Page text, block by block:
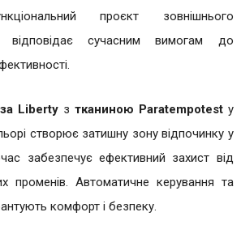
проєкт зовнішнього
відповідає сучасним вимогам до
Liberty з тканиною Paratempotestу
створює затишну зону відпочинку у
забезпечує ефективний захист від
променів. Автоматичне керування та
комфорт і безпеку.